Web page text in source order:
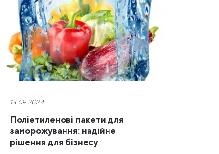
13.09.2024
Поліетиленові пакети для
заморожування: надійне
рішення для бізнесу